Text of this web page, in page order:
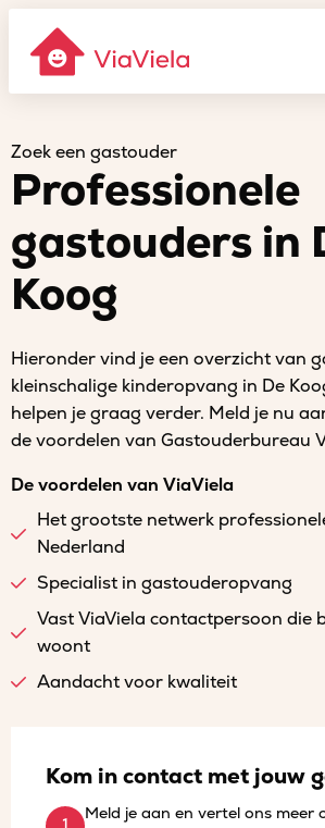
Zoek een gastouder
Professionele
gastouders in
Koog
Hieronder vind je een overzicht van
kleinschalige kinderopvang in De
helpen je graag verder. Meld je nu
de voordelen van Gastouderbureau
De voordelen van ViaViela
Het grootste netwerk
Nederland
Specialist in gastouderopvang
Vast ViaViela contactpersoon die
woont
Aandacht voor kwaliteit
Kom in contact met jouw
Meld je aan en vertel ons meer